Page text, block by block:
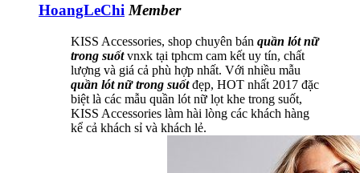
HoangLeChi Member
KISS Accessories, shop chuyên bán quần lót nữ
trong suốtvnxk tại tphcm cam kết uy tín, chất
lượng và giá cả phù hợp nhất. Với nhiều mẫu
quần lót nữ trong suốtđẹp, HOT nhất 2017 đặc
biệt là các mẫu quần lót nữ lọt khe trong suốt,
KISS Accessories làm hài lòng các khách hàng
kể cả khách sỉ và khách lẻ.